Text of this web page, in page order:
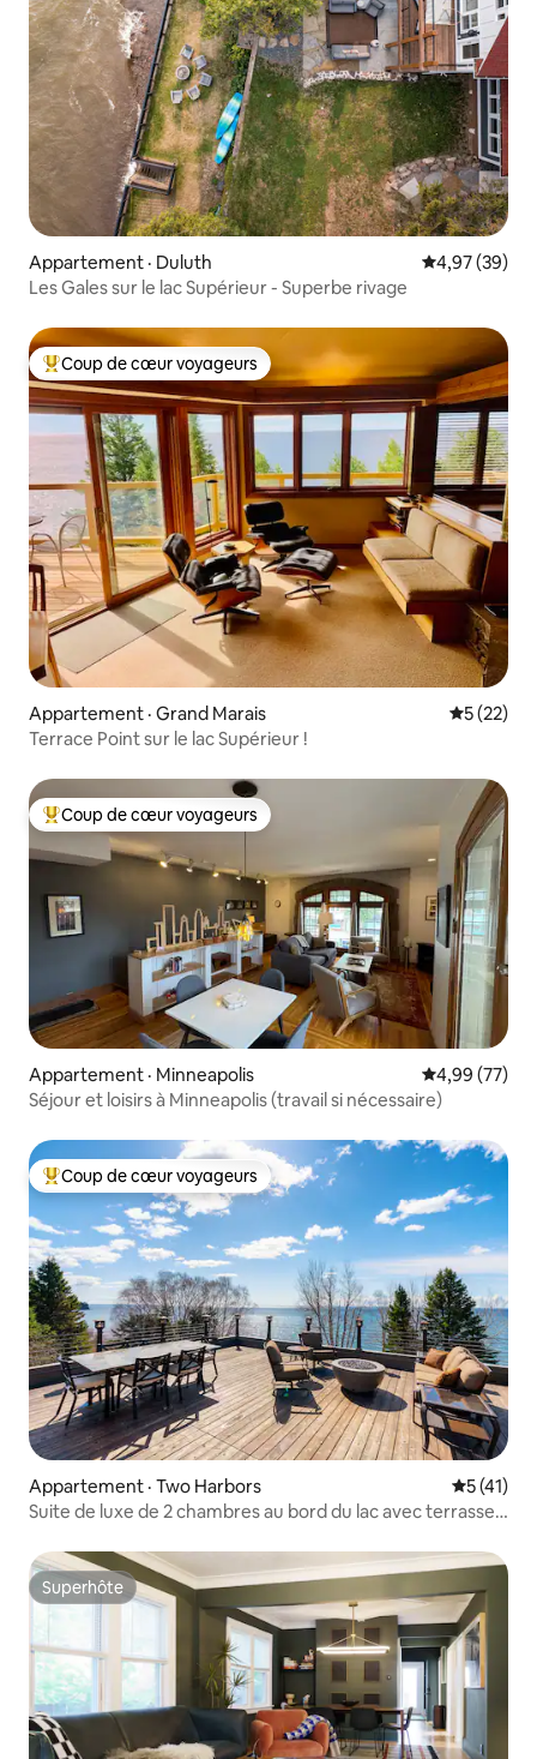
Appartement · Duluth Note
4,97 (39)
Les Gales sur le lac Supérieur - Superbe rivage
Coup de cœur voyageurs parmi les plus aimés
Coup de cœur voyageurs
Appartement · Grand Marais Note
5 (22)
Terrace Point sur le lac Supérieur !
Coup de cœur voyageurs parmi les plus aimés
Coup de cœur voyageurs
Appartement · Minneapolis Note
4,99 (77)
Séjour et loisirs à Minneapolis (travail si nécessaire)
Coup de cœur voyageurs parmi les plus aimés
Coup de cœur voyageurs
Appartement · Two Harbors Note
5 (41)
Suite de luxe de 2 chambres au bord du lac avec terrasse
Superhôte
Superhôte